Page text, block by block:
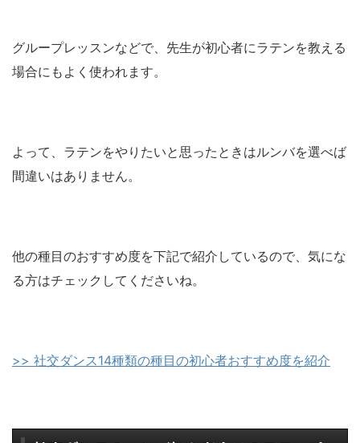
グループレッスンなどで、先生が初心者にラテンを教える
場合にもよく使われます。
よって、ラテンをやりたいと思ったときはルンバを選べば
間違いはありません。
他の種目のおすすめ度を下記で紹介しているので、気にな
る方はチェックしてくださいね。
>> 社交ダンス14種類の種目の初心者おすすめ度を紹介